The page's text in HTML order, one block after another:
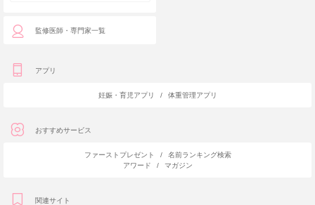
監修医師・専門家一覧
アプリ
妊娠・育児アプリ / 体重管理アプリ
おすすめサービス
ファーストプレゼント /
名前ランキング検索
アワード
/ マガジン
関連サイト